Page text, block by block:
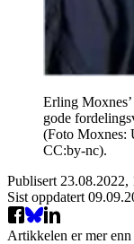
Erling
gode
(Foto Moxnes:
CC:by-nc).
Publisert 23.08.2022,
Sist oppdatert
Artikkelen er mer enn